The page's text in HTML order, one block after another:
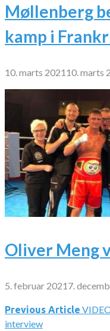
Møllenberg
kamp i
10. marts 2021 10. marts
Oliver Meng
5. februar 2021 7.
Previous Article
interview